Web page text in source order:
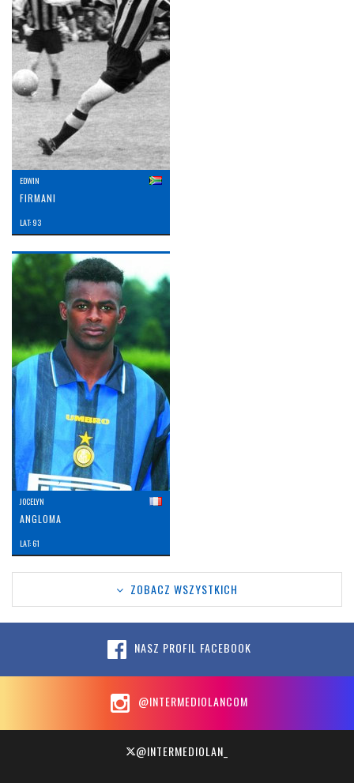
EDWIN
FIRMANI
LAT: 93
JOCELYN
ANGLOMA
LAT: 61
ZOBACZ WSZYSTKICH
NASZ PROFIL FACEBOOK
@INTERMEDIOLANCOM
@INTERMEDIOLAN_